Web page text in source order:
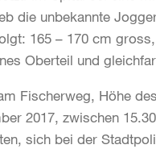
die unbekannte
165 – 170 cm
Oberteil und
Fischerweg, Höhe
2017, zwischen
sich bei der